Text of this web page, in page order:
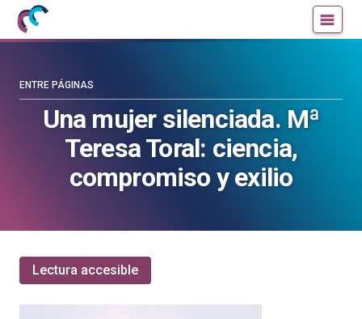
Mujeres
con
blog
Una mujer silenciada. Mª
Teresa Toral: ciencia,
compromiso y exilio
ENTRE PÁGINAS
Lectura accesible